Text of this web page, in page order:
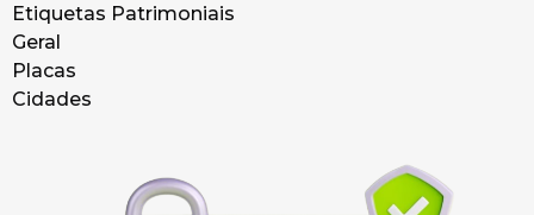
Etiquetas Patrimoniais
Geral
Placas
Cidades